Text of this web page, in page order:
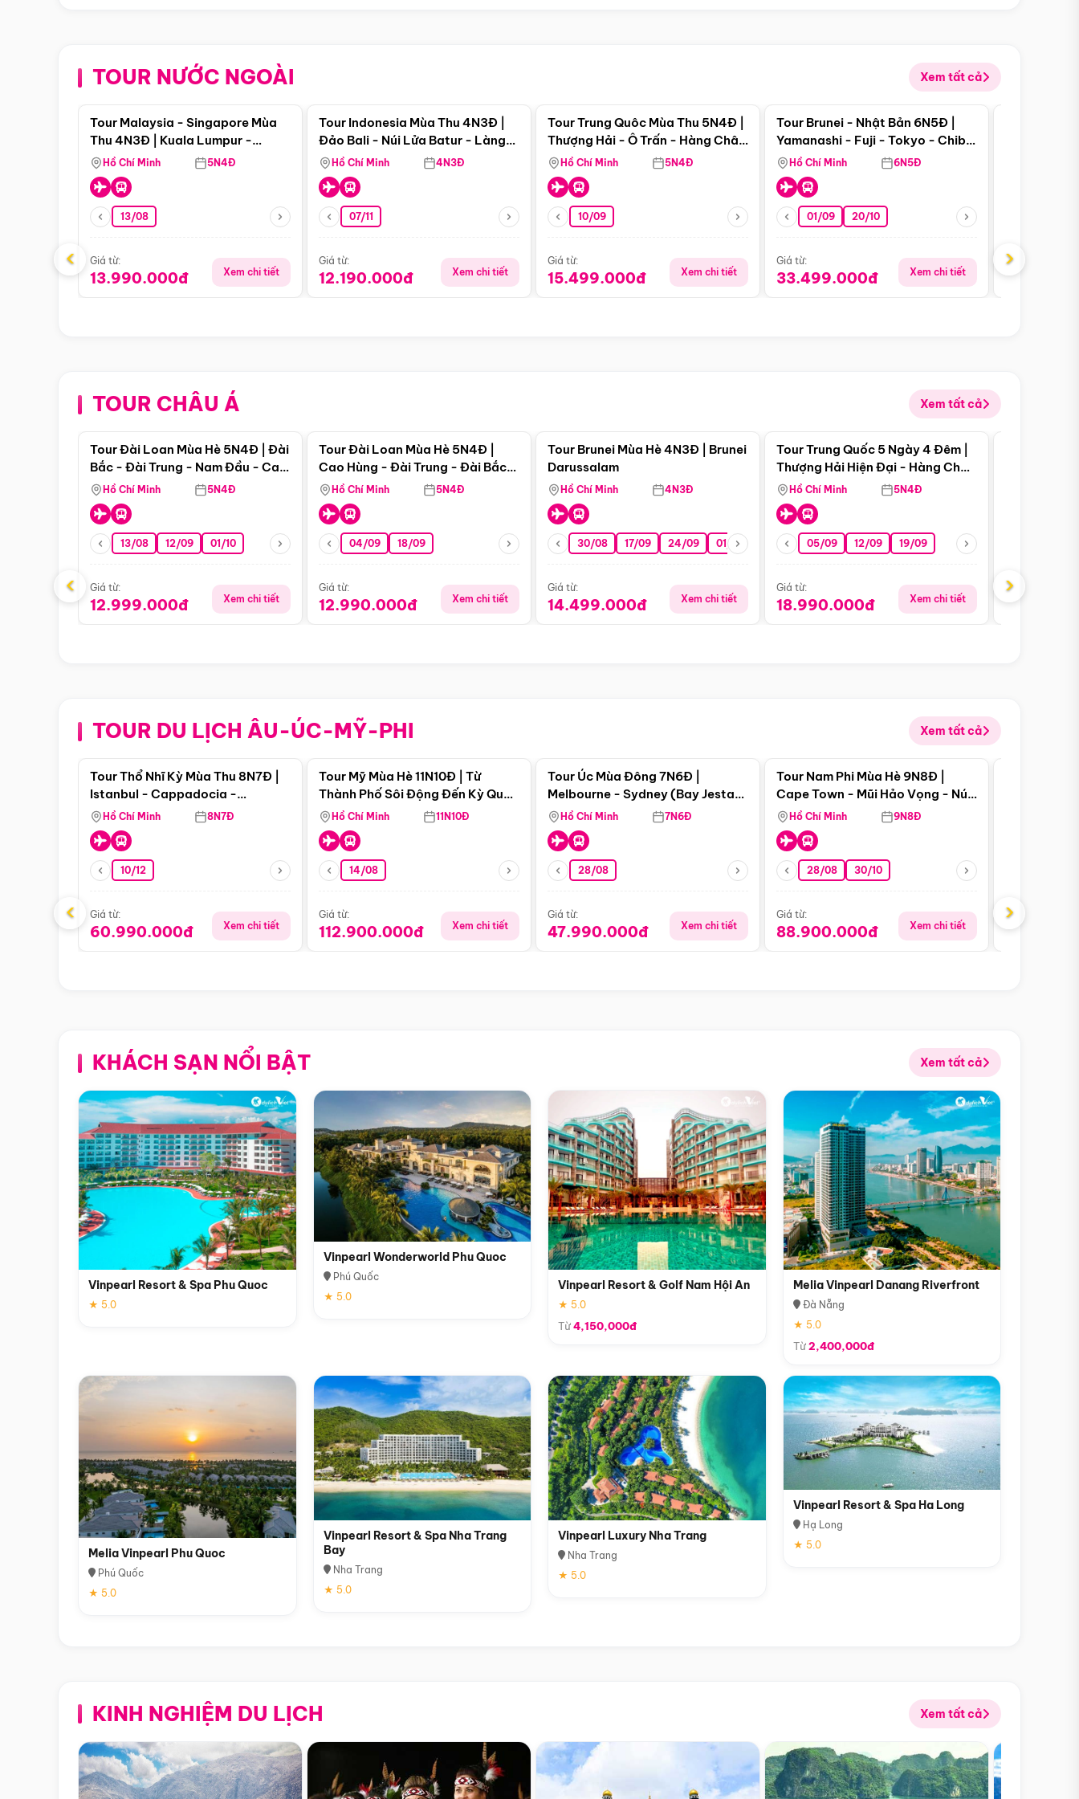
TOUR NƯỚC NGOÀI Xem tất cả
Điểm nổi bật
Tour Malaysia - Singapore Mùa
Thu 4N3Đ | Kuala Lumpur -
Malacca - Johor Baru -
Singapore
Hồ Chí Minh 5N4Đ
13/08
Giá từ:
13.990.000đ Xem chi tiết
Tour Indonesia Mùa Thu 4N3Đ |
Đảo Bali - Núi Lửa Batur - Làng
Penglipuran
Hồ Chí Minh 4N3Đ
07/11
Giá từ:
12.190.000đ Xem chi tiết
Tour Trung Quôc Mùa Thu 5N4Đ |
Thượng Hải - Ô Trấn - Hàng Châu
(Tour Không Shopping)
Hồ Chí Minh 5N4Đ
10/09
Giá từ:
15.499.000đ Xem chi tiết
Điểm nổi bật
Tour Brunei - Nhật Bản 6N5Đ |
Yamanashi - Fuji - Tokyo - Chiba
- Freeday
Hồ Chí Minh 6N5Đ
01/09 20/10
Giá từ:
33.499.000đ Xem chi tiết
Giá từ:
‹ ›
TOUR CHÂU Á Xem tất cả
Điểm nổi bật
Tour Đài Loan Mùa Hè 5N4Đ | Đài
Bắc - Đài Trung - Nam Đầu - Cao
Hùng ( Bay Vn)
Hồ Chí Minh 5N4Đ
13/08 12/09 01/10
Giá từ:
12.999.000đ Xem chi tiết
Tour Đài Loan Mùa Hè 5N4Đ |
Cao Hùng - Đài Trung - Đài Bắc
(Bay Vj)
Hồ Chí Minh 5N4Đ
04/09 18/09
Giá từ:
12.990.000đ Xem chi tiết
Tour Brunei Mùa Hè 4N3Đ | Brunei
Darussalam
Hồ Chí Minh 4N3Đ
30/08 17/09 24/09 01/10 15/10 29/10
Giá từ:
14.499.000đ Xem chi tiết
Điểm nổi bật
Tour Trung Quốc 5 Ngày 4 Đêm |
Thượng Hải Hiện Đại - Hàng Châu
Nên Thơ - Ô Trấn Cổ Kính
Hồ Chí Minh 5N4Đ
05/09 12/09 19/09
Giá từ:
18.990.000đ Xem chi tiết
Giá từ:
‹ ›
TOUR DU LỊCH ÂU-ÚC-MỸ-PHI Xem tất cả
Điểm nổi bật
Tour Thổ Nhĩ Kỳ Mùa Thu 8N7Đ |
Istanbul - Cappadocia -
Pamukkale
Hồ Chí Minh 8N7Đ
10/12
Giá từ:
60.990.000đ Xem chi tiết
Tour Mỹ Mùa Hè 11N10Đ | Từ
Thành Phố Sôi Động Đến Kỳ Quan
Thiên Nhiên Mỹ
Hồ Chí Minh 11N10Đ
14/08
Giá từ:
112.900.000đ Xem chi tiết
Tour Úc Mùa Đông 7N6Đ |
Melbourne - Sydney (Bay Jestar
Airways)
Hồ Chí Minh 7N6Đ
28/08
Giá từ:
47.990.000đ Xem chi tiết
Điểm nổi bật
Tour Nam Phi Mùa Hè 9N8Đ |
Cape Town - Mũi Hảo Vọng - Núi
Bàn - Johannesburg - Pretoria -
Safari - Lodge
Hồ Chí Minh 9N8Đ
28/08 30/10
Giá từ:
88.900.000đ Xem chi tiết
Giá từ:
‹ ›
KHÁCH SẠN NỔI BẬT Xem tất cả
Vinpearl Resort & Spa Phu Quoc
★ 5.0
Vinpearl Wonderworld Phu Quoc
Phú Quốc
★ 5.0
Vinpearl Resort & Golf Nam Hội An
★ 5.0
Từ4,150,000đ
Melia Vinpearl Danang Riverfront
Đà Nẵng
★ 5.0
Từ2,400,000đ
Melia Vinpearl Phu Quoc
Phú Quốc
★ 5.0
Vinpearl Resort & Spa Nha Trang
Bay
Nha Trang
★ 5.0
Vinpearl Luxury Nha Trang
Nha Trang
★ 5.0
Vinpearl Resort & Spa Ha Long
Hạ Long
★ 5.0
KINH NGHIỆM DU LỊCH Xem tất cả